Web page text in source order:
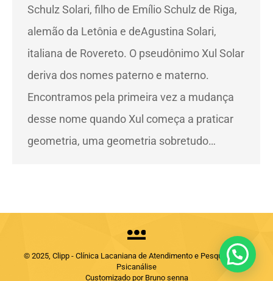
Schulz Solari, filho de Emílio Schulz de Riga,
alemão da Letônia e deAgustina Solari,
italiana de Rovereto. O pseudônimo Xul Solar
deriva dos nomes paterno e materno.
Encontramos pela primeira vez a mudança
desse nome quando Xul começa a praticar
geometria, uma geometria sobretudo…
© 2025, Clipp - Clínica Lacaniana de Atendimento e Pesquisas em
Psicanálise
Customizado por Bruno senna